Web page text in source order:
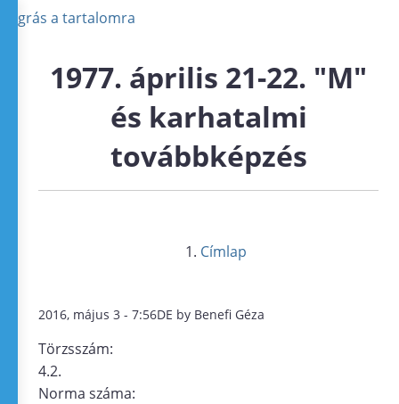
Ugrás a tartalomra
1977. április 21-22. "M"
és karhatalmi
továbbképzés
Címlap
2016, május 3 - 7:56DE by Benefi Géza
Törzsszám:
4.2.
Norma száma: